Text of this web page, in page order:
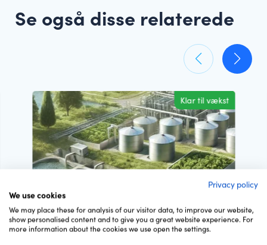
Se også disse relaterede
Klar til vækst
Danmark
Innovations virksomhed ønsker at
Privacy policy
We use cookies
We may place these for analysis of our visitor data, to improve our website,
show personalised content and to give you a great website experience. For
more information about the cookies we use open the settings.